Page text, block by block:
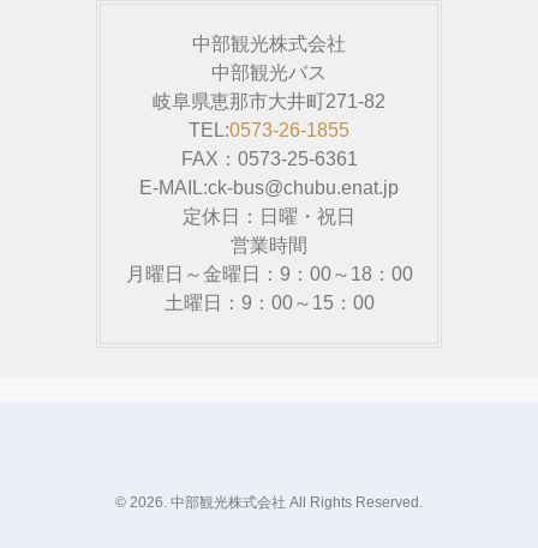
中部観光株式会社
中部観光バス
岐阜県恵那市大井町271-82
TEL:0573-26-1855
FAX：0573-25-6361
E-MAIL:ck-bus@chubu.enat.jp
定休日：日曜・祝日
営業時間
月曜日～金曜日：9：00～18：00
土曜日：9：00～15：00
© 2026. 中部観光株式会社 All Rights Reserved.